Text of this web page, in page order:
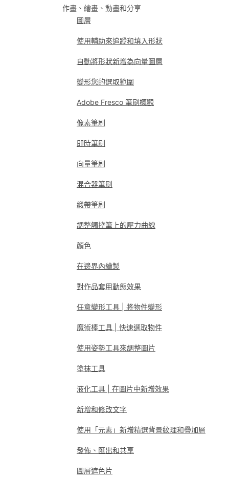
作畫、繪畫、動畫和分享
圖層
使用輔助來追蹤和填入形狀
自動將形狀新增為向量圖層
變形您的選取範圍
Adobe Fresco 筆刷概觀
像素筆刷
即時筆刷
向量筆刷
混合器筆刷
緞帶筆刷
調整觸控筆上的壓力曲線
顏色
在邊界內繪製
對作品套用動態效果
任意變形工具 | 將物件變形
魔術棒工具 | 快速選取物件
使用姿勢工具來調整圖片
塗抹工具
液化工具 | 在圖片中新增效果
新增和修改文字
使用「元素」新增精選背景紋理和疊加層
發佈、匯出和共享
圖層遮色片